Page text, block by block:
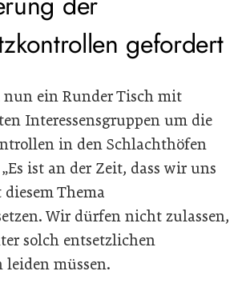
gefordert
ein Runder Tisch mit
Interessensgruppen um die
in den Schlachthöfen
ist an der Zeit, dass wir uns
Thema
Wir dürfen nicht zulassen,
solch entsetzlichen
leiden müssen.